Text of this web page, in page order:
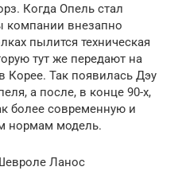
Когда Опель стал
компании внезапно
пылится техническая
тут же передают на
Корее. Так появилась Дэу
а после, в конце 90-х,
более современную и
нормам модель.
Ланос